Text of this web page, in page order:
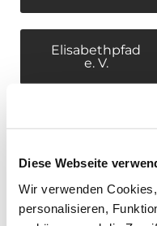
Diese Webseite
Wir verwenden
personalisieren,
Elisabethpfad
e. V.
nach Rom
Faltblatt
Lourdes 2026